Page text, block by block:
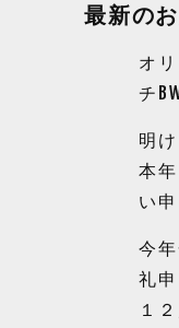
最新の
オ
チ
明
本
い
今
礼
１